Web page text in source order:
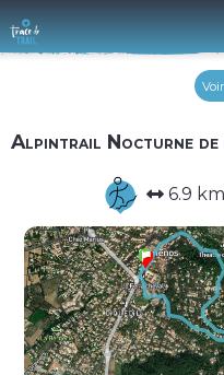
Alpintrail Nocturne
6.9 km